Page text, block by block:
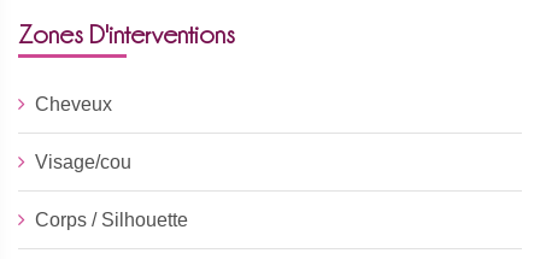
Zones D'interventions
Cheveux
Visage/cou
Corps / Silhouette